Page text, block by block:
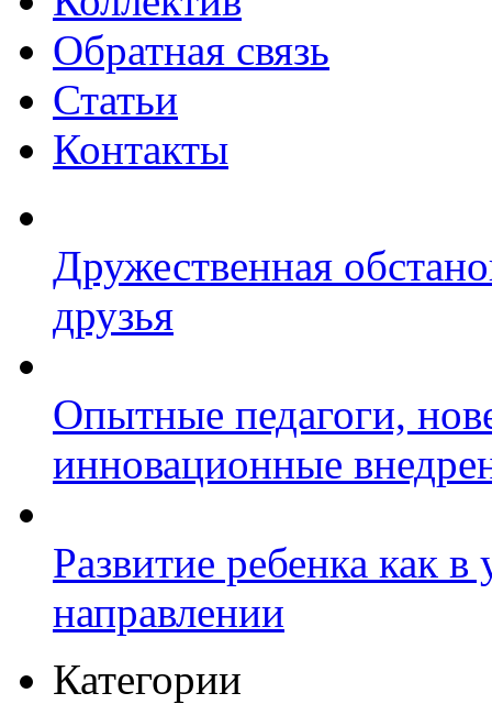
Обратная связь
Статьи
Контакты
Дружественная
друзья
Опытные педагоги,
инновационные
Развитие ребенка как
направлении
Категории